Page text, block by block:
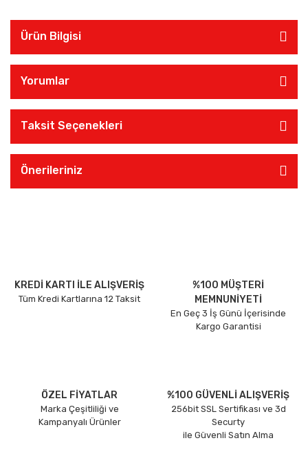
Ürün Bilgisi
Yorumlar
Taksit Seçenekleri
Önerileriniz
KREDİ KARTI İLE ALIŞVERİŞ
Tüm Kredi Kartlarına 12 Taksit
%100 MÜŞTERİ
MEMNUNİYETİ
En Geç 3 İş Günü İçerisinde
Kargo Garantisi
ÖZEL FİYATLAR
Marka Çeşitliliği ve
Kampanyalı Ürünler
%100 GÜVENLİ ALIŞVERİŞ
256bit SSL Sertifikası ve 3d
Securty
ile Güvenli Satın Alma